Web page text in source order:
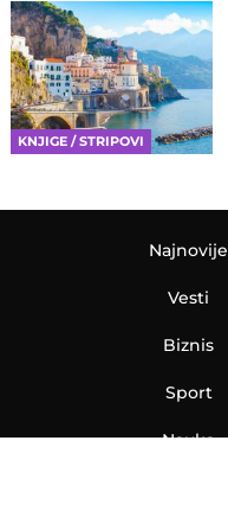
KNJIGE / STRIPOVI
Najnovije
Vesti
Biznis
Sport
Nauka